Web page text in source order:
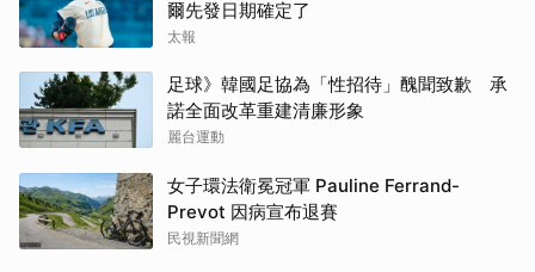
爾先發日期確定了
太報
足球》韓國足協為「性招待」醜聞致歉 承
諾全面改革重建清廉形象
麗台運動
女子環法衛冕冠軍 Pauline Ferrand-
Prevot 因病宣布退賽
民視新聞網